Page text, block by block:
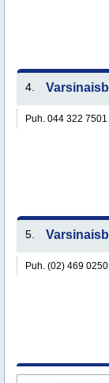
4.
Puh. 044 322 7501
5.
Puh. (02) 469 0250